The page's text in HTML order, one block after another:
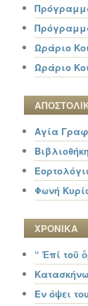
Ωράριο
Ωράριο
Αγία
Φωνή
ΧΡΟΝΙΚΑ
“ Ἐπί τοῦ
Εν όψει